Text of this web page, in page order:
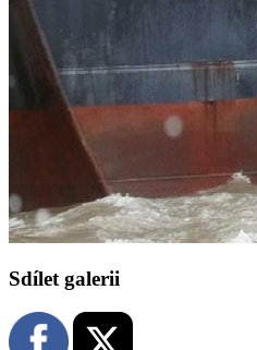
Sdílet galerii